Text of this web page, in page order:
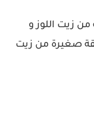
الصبار و 2 ملعقة من زيت اللوز و
صغيرة من زيت